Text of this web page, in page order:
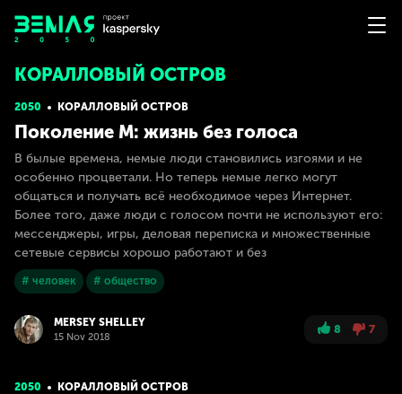
КОРАЛЛОВЫЙ ОСТРОВ
2050 КОРАЛЛОВЫЙ ОСТРОВ
Поколение М: жизнь без голоса
В былые времена, немые люди становились изгоями и не
особенно процветали. Но теперь немые легко могут
общаться и получать всё необходимое через Интернет.
Более того, даже люди с голосом почти не используют его:
мессенджеры, игры, деловая переписка и множественные
сетевые сервисы хорошо работают и без
# человек # общество
MERSEY SHELLEY
15 Nov 2018
8 7
2050 КОРАЛЛОВЫЙ ОСТРОВ